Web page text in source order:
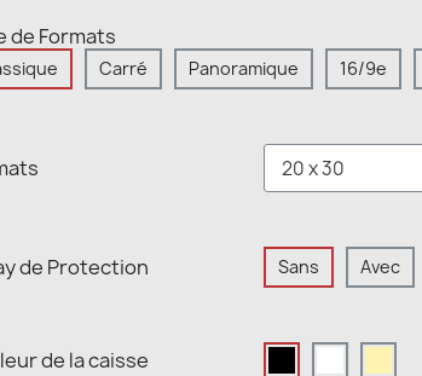
de Formats
Carré Panoramique 16/9e
de Protection Sans Avec
de la caisse